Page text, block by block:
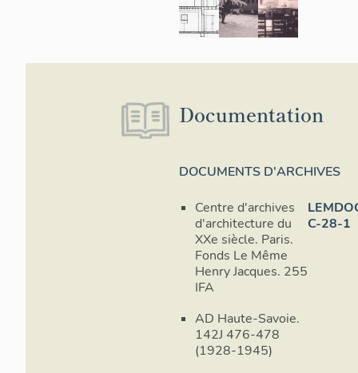
Documentation
DOCUMENTS D'ARCHIVES
Centre d'archives
d'architecture du
XXe siècle. Paris.
Fonds Le Même
Henry Jacques. 255
IFA
C-28-1
AD Haute-Savoie.
142J 476-478
(1928-1945)